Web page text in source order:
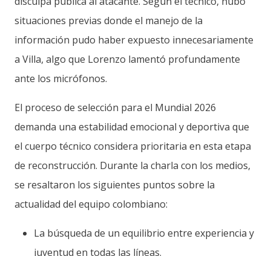
situaciones previas donde el manejo de la
información pudo haber expuesto innecesariamente
a Villa, algo que Lorenzo lamentó profundamente
ante los micrófonos.
El proceso de selección para el Mundial 2026
demanda una estabilidad emocional y deportiva que
el cuerpo técnico considera prioritaria en esta etapa
de reconstrucción. Durante la charla con los medios,
se resaltaron los siguientes puntos sobre la
actualidad del equipo colombiano:
La búsqueda de un equilibrio entre experiencia y
juventud en todas las líneas.